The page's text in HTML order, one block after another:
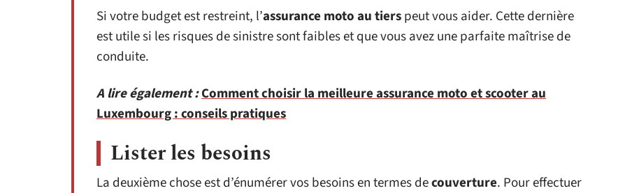
Si votre budget est restreint, l’assurance moto au tierspeut vous aider. Cette dernière
est utile si les risques de sinistre sont faibles et que vous avez une parfaite maîtrise de
conduite.
A lire également :Comment choisir la meilleure assurance moto et scooter au
Luxembourg : conseils pratiques
Lister les besoins
La deuxième chose est d’énumérer vos besoins en termes decouverture. Pour effectuer